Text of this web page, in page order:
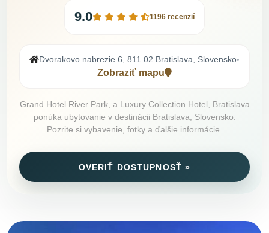
9.0 1196 recenzií
Dvorakovo nabrezie 6, 811 02 Bratislava, Slovensko•
Zobraziť mapu
Grand Hotel River Park, a Luxury Collection Hotel, Bratislava
ponúka ubytovanie v destinácii Bratislava, Slovensko.
Pozrite si vybavenie, fotky a ďalšie informácie.
OVERIŤ DOSTUPNOSŤ »